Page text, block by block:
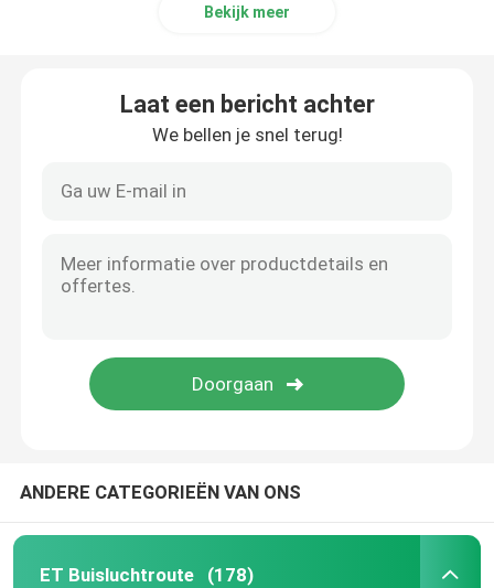
Bekijk meer
Laat een bericht achter
We bellen je snel terug!
ANDERE CATEGORIEËN VAN ONS
ET Buisluchtroute (178)